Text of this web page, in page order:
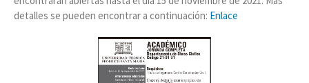
detalles se pueden encontrar a continuación: Enlace